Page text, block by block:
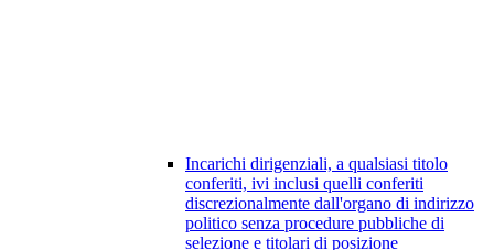
Incarichi dirigenziali, a qualsiasi titolo
conferiti, ivi inclusi quelli conferiti
discrezionalmente dall'organo di indirizzo
politico senza procedure pubbliche di
selezione e titolari di posizione